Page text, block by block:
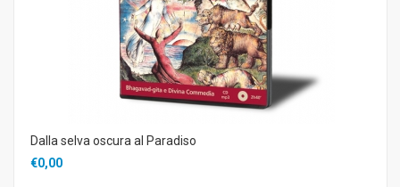
Dalla selva oscura al Paradiso
€0,00